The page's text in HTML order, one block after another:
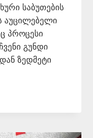
საბუთების
აუცილებელი
პროცესი
გუნდი
ზედმეტი